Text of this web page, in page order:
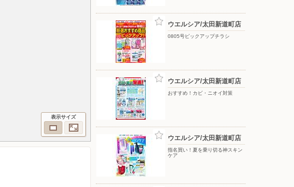
表示サイズ
ウエルシア/太田新道町店
0805号ピックアップチラシ
ウエルシア/太田新道町店
おすすめ！カビ・ニオイ対策
ウエルシア/太田新道町店
指名買い！夏を乗り切る神スキン
ケア